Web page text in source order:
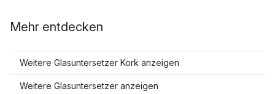
Mehr entdecken
Weitere Glasuntersetzer Kork anzeigen
Weitere Glasuntersetzer anzeigen